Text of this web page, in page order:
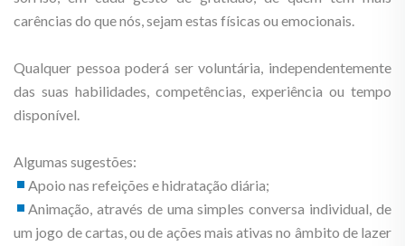
carências do que nós, sejam estas físicas ou emocionais.
Qualquer pessoa poderá ser voluntária, independentemente
das suas habilidades, competências, experiência ou tempo
disponível.
Algumas sugestões:
Apoio nas refeições e hidratação diária;
Animação, através de uma simples conversa individual, de
um jogo de cartas, ou de ações mais ativas no âmbito de lazer